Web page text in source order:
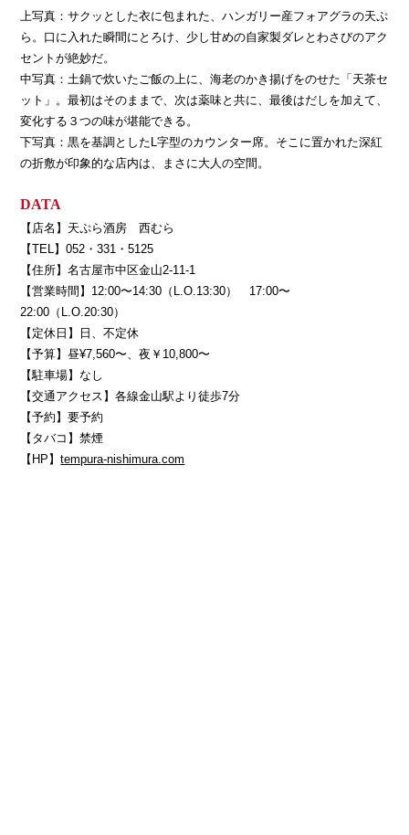
上写真：サクッとした衣に包まれた、ハンガリー産フォアグラの天ぷ
ら。口に入れた瞬間にとろけ、少し甘めの自家製ダレとわさびのアク
セントが絶妙だ。
中写真：土鍋で炊いたご飯の上に、海老のかき揚げをのせた「天茶セ
ット」。最初はそのままで、次は薬味と共に、最後はだしを加えて、
変化する３つの味が堪能できる。
下写真：黒を基調としたL字型のカウンター席。そこに置かれた深紅
の折敷が印象的な店内は、まさに大人の空間。
DATA
【店名】天ぷら酒房 西むら
【TEL】052・331・5125
【住所】名古屋市中区金山2-11-1
【営業時間】12:00〜14:30（L.O.13:30） 17:00〜
22:00（L.O.20:30）
【定休日】日、不定休
【予算】昼¥7,560〜、夜￥10,800〜
【駐車場】なし
【交通アクセス】各線金山駅より徒歩7分
【予約】要予約
【タバコ】禁煙
【HP】tempura-nishimura.com